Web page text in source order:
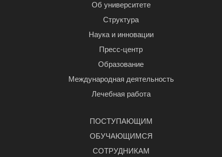
Об университете
Структура
Наука и инновации
Пресс-центр
Образование
Международная деятельность
Лечебная работа
ПОСТУПАЮЩИМ
ОБУЧАЮЩИМСЯ
СОТРУДНИКАМ